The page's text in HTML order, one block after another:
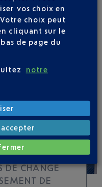
DE CHANGE
DE
vos choix en
choix peut
cliquant sur le
de page du
notre